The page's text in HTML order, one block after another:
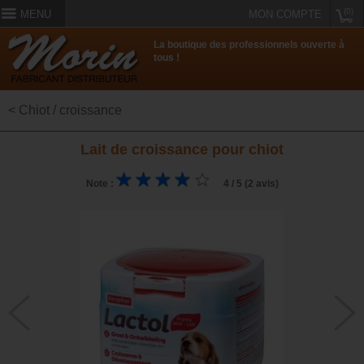
MENU MON COMPTE
La boutique des professionnels ouverte à
tous !
< Chiot / croissance
Lait de croissance pour chiot
Note : 4 / 5 (2 avis)